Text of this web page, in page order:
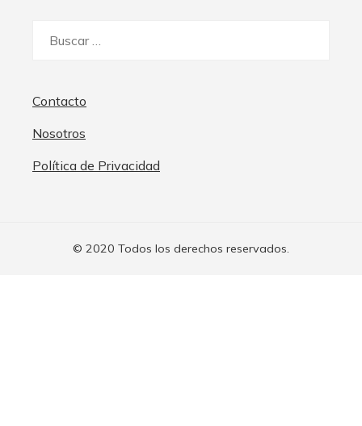
Contacto
Nosotros
Política de Privacidad
© 2020 Todos los derechos reservados.